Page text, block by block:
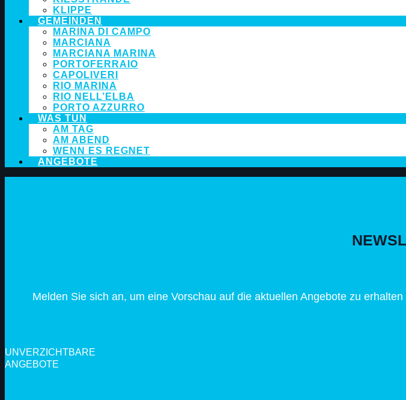
KLIPPE
GEMEINDEN
MARINA DI CAMPO
MARCIANA
MARCIANA MARINA
PORTOFERRAIO
CAPOLIVERI
RIO MARINA
RIO NELL’ELBA
PORTO AZZURRO
WAS TUN
AM TAG
AM ABEND
WENN ES REGNET
ANGEBOTE
Melden Sie sich an, um eine Vorschau auf die aktuellen Angebote zu erhalten
UNVERZICHTBARE
ANGEBOTE